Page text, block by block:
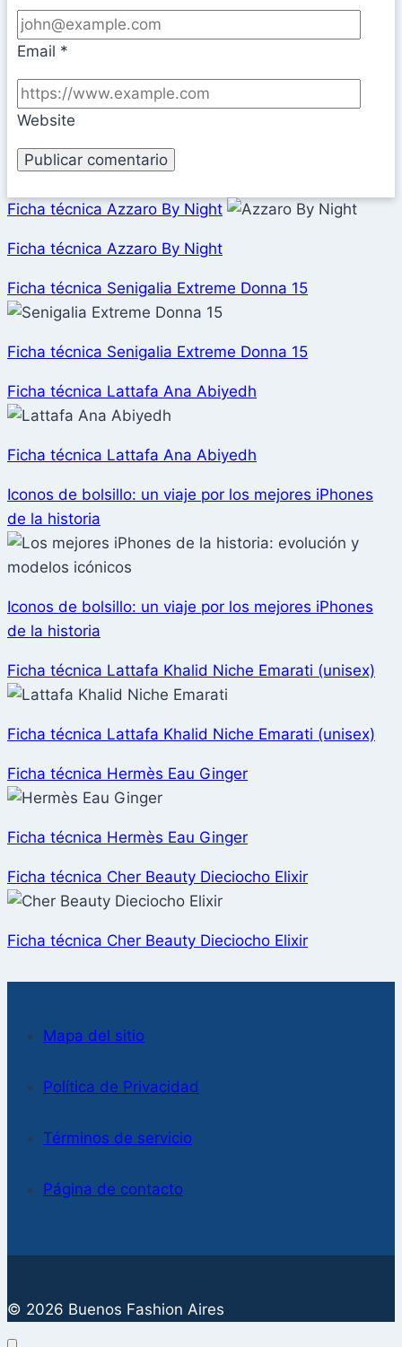
Email *
Website
Ficha técnica Azzaro By Night
Ficha técnica Azzaro By Night
Ficha técnica Senigalia Extreme Donna 15
Ficha técnica Senigalia Extreme Donna 15
Ficha técnica Lattafa Ana Abiyedh
Ficha técnica Lattafa Ana Abiyedh
Iconos de bolsillo: un viaje por los mejores iPhones
de la historia
Iconos de bolsillo: un viaje por los mejores iPhones
de la historia
Ficha técnica Lattafa Khalid Niche Emarati (unisex)
Ficha técnica Lattafa Khalid Niche Emarati (unisex)
Ficha técnica Hermès Eau Ginger
Ficha técnica Hermès Eau Ginger
Ficha técnica Cher Beauty Dieciocho Elixir
Ficha técnica Cher Beauty Dieciocho Elixir
Mapa del sitio
Política de Privacidad
Términos de servicio
Página de contacto
© 2026 Buenos Fashion Aires